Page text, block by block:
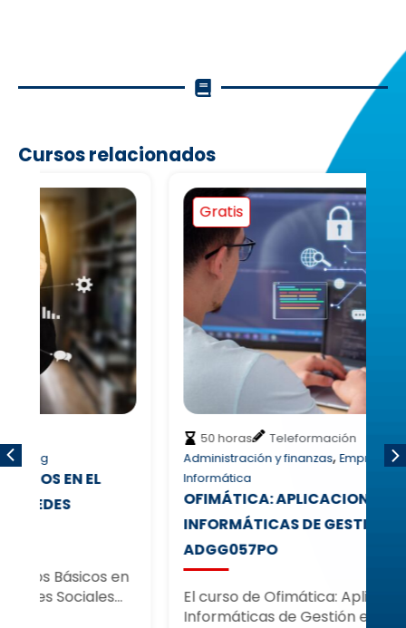
Cursos relacionados
Gratis
Teleformación
Administración y finanzas, Empresa,
Informática
OFIMÁTICA: APLICACIONES
INFORMÁTICAS DE GESTIÓN –
El curso de Ofimática: Aplicaciones
Informáticas de Gestión está diseñado